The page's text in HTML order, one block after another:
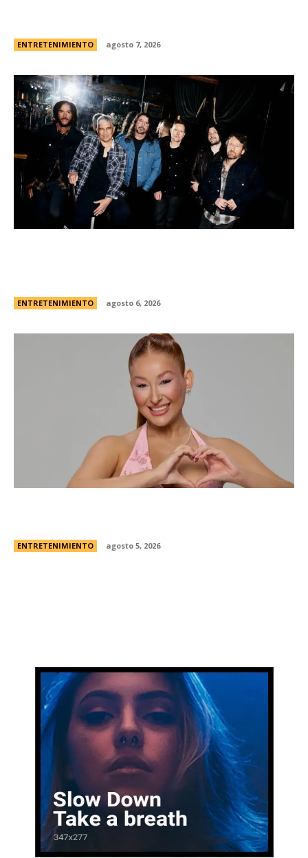
ENTRETENIMIENTO agosto 7, 2026
ENTRETENIMIENTO agosto 6, 2026
ENTRETENIMIENTO agosto 5, 2026